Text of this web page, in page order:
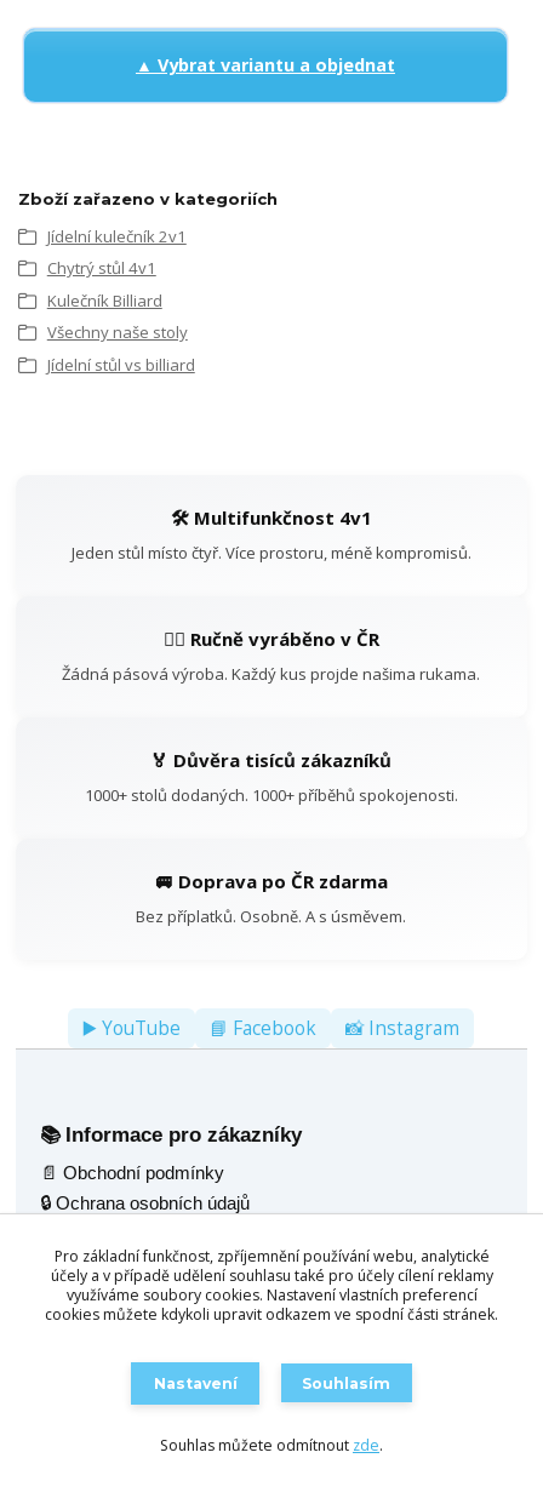
▲ Vybrat variantu a objednat
Zboží zařazeno v kategoriích
Jídelní kulečník 2v1
Chytrý stůl 4v1
Kulečník Billiard
Všechny naše stoly
Jídelní stůl vs billiard
🛠️ Multifunkčnost 4v1
Jeden stůl místo čtyř. Více prostoru, méně kompromisů.
👷‍♂️ Ručně vyráběno v ČR
Žádná pásová výroba. Každý kus projde našima rukama.
🏅 Důvěra tisíců zákazníků
1000+ stolů dodaných. 1000+ příběhů spokojenosti.
🚐 Doprava po ČR zdarma
Bez příplatků. Osobně. A s úsměvem.
▶️ YouTube 📘 Facebook 📸 Instagram
📚 Informace pro zákazníky
📄 Obchodní podmínky
🔒 Ochrana osobních údajů
🖼️ Fotogalerie
🌟 Reference
💬 Poradenský servis
🎱 Kulečník jídelní 2v1
🛋️ Konferenční stůl 3v1
Pro základní funkčnost, zpříjemnění používání webu, analytické
účely a v případě udělení souhlasu také pro účely cílení reklamy
využíváme soubory cookies. Nastavení vlastních preferencí
cookies můžete kdykoli upravit odkazem ve spodní části stránek.
Nastavení Souhlasím
Souhlas můžete odmítnout zde.